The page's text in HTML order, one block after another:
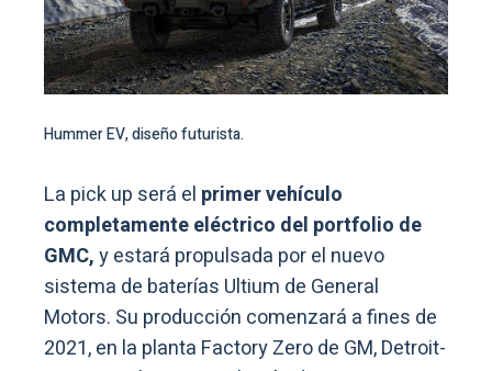
Hummer EV, diseño futurista.
La pick up será el primer vehículo
completamente eléctrico del portfolio de
GMC,y estará propulsada por el nuevo
sistema de baterías Ultium de General
Motors. Su producción comenzará a fines de
2021, en la planta Factory Zero de GM, Detroit-